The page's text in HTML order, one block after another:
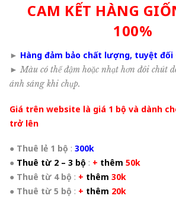
CAM KẾT HÀNG
100%
► Hàng đảm bảo chất lượng, tuyệt đối
►Màu có thể đậm hoặc nhạt hơn đôi chút
ánh sáng khi chụp.
Giá trên website là giá 1 bộ và dành
trở lên
● Thuê lẻ 1 bộ : 300k
● Thuê từ 2 – 3 bộ : + thêm 50k
● Thuê từ 4 bộ : + thêm 30k
● Thuê từ 5 bộ : + thêm 20k